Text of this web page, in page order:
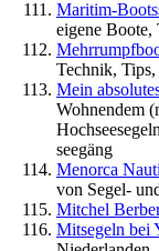
Maritim-
eigene
Technik, Tips,
Mein
Wohnendem
seegäng
Menorca
von Segel-
Mitchel
Mitsegeln bei